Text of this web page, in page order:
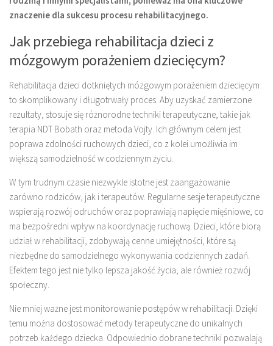
znaczenie dla sukcesu procesu rehabilitacyjnego.
Jak przebiega rehabilitacja dzieci z
mózgowym porażeniem dziecięcym?
Rehabilitacja dzieci dotkniętych mózgowym porażeniem dziecięcym
to skomplikowany i długotrwały proces. Aby uzyskać zamierzone
rezultaty, stosuje się różnorodne techniki terapeutyczne, takie jak
terapia NDT Bobath oraz metoda Vojty. Ich głównym celem jest
poprawa zdolności ruchowych dzieci, co z kolei umożliwia im
większą samodzielność w codziennym życiu.
W tym trudnym czasie niezwykle istotne jest zaangażowanie
zarówno rodziców, jak i terapeutów. Regularne sesje terapeutyczne
wspierają rozwój odruchów oraz poprawiają napięcie mięśniowe, co
ma bezpośredni wpływ na koordynację ruchową. Dzieci, które biorą
udział w rehabilitacji, zdobywają cenne umiejętności, które są
niezbędne do samodzielnego wykonywania codziennych zadań.
Efektem tego jest nie tylko lepsza jakość życia, ale również rozwój
społeczny.
Nie mniej ważne jest monitorowanie postępów w rehabilitacji. Dzięki
temu można dostosować metody terapeutyczne do unikalnych
potrzeb każdego dziecka. Odpowiednio dobrane techniki pozwalają